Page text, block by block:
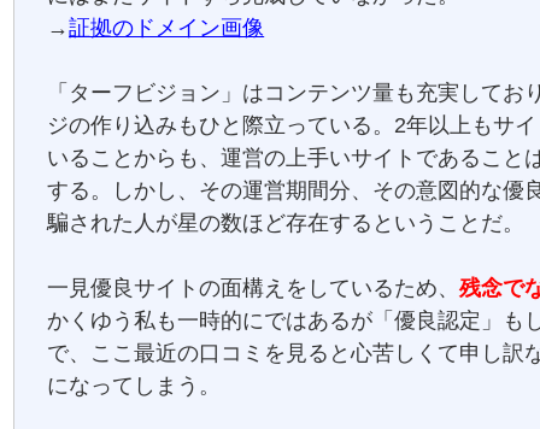
→証拠のドメイン画像
「ターフビジョン」はコンテンツ量も充実してお
ジの作り込みもひと際立っている。2年以上もサ
いることからも、運営の上手いサイトであること
する。しかし、その運営期間分、その意図的な優
騙された人が星の数ほど存在するということだ。
一見優良サイトの面構えをしているため、残念で
かくゆう私も一時的にではあるが「優良認定」も
で、ここ最近の口コミを見ると心苦しくて申し訳
になってしまう。